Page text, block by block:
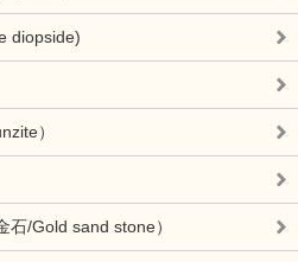
diopside)
）
石/Gold sand stone）